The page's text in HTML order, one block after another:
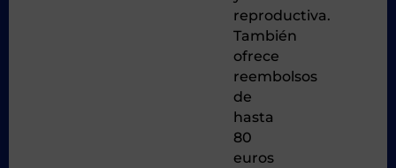
reproductiva.
También
ofrece
reembolsos
de
hasta
80
euros